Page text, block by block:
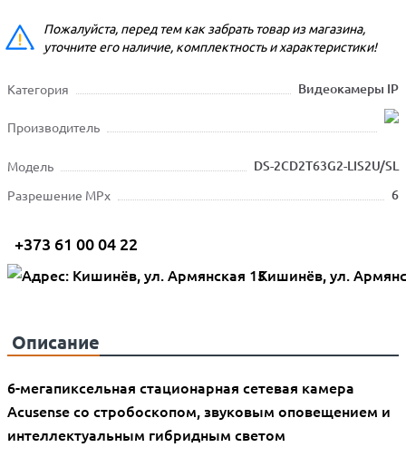
Пожалуйста, перед тем как забрать товар из магазина,
уточните его наличие, комплектность и характеристики!
Категория Видеокамеры IP
Производитель
Модель DS-2CD2T63G2-LIS2U/SL
Разрешение MPx 6
+373 61 00 04 22
Кишинёв, ул.
Описание
6-мегапиксельная стационарная сетевая камера
Acusense со стробоскопом, звуковым оповещением и
интеллектуальным гибридным светом